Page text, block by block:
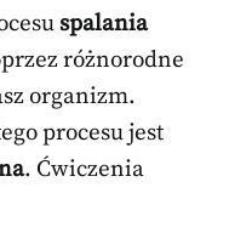
spalania
różnorodne
organizm.
procesu jest
. Ćwiczenia